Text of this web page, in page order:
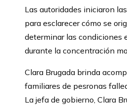
Las autoridades iniciaron
para esclarecer cómo se
determinar las condiciones
durante la concentración
Clara Brugada brinda
familiares de pesronas
La jefa de gobierno, Clara